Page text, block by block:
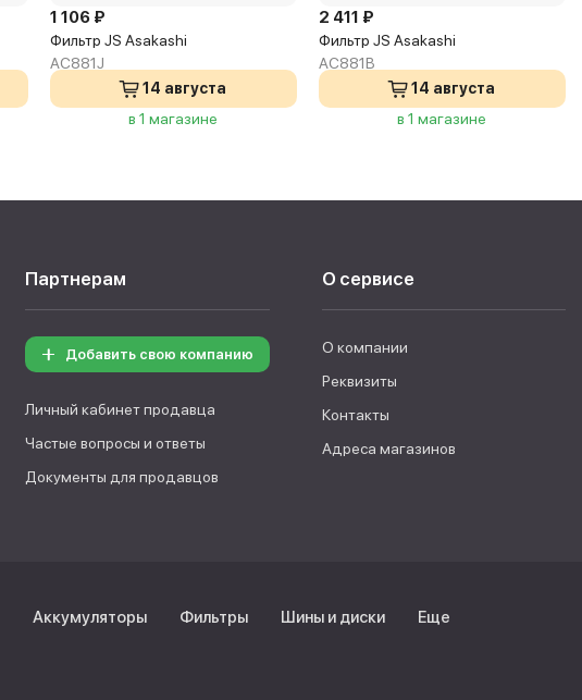
1 106 ₽
Фильтр JS Asakashi
AC881J
14 августа
в 1 магазине
2 411 ₽
Фильтр JS Asakashi
AC881B
14 августа
в 1 магазине
Партнерам
Добавить свою компанию
Личный кабинет продавца
Частые вопросы и ответы
Документы для продавцов
О сервисе
О компании
Реквизиты
Контакты
Адреса магазинов
Аккумуляторы Фильтры Шины и диски Еще